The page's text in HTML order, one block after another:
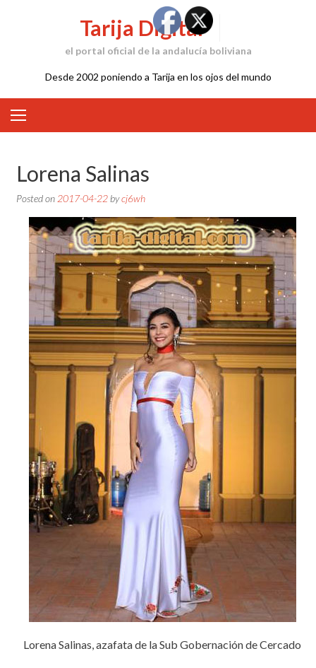
Tarija Digital
el portal oficial de la andalucía boliviana
Desde 2002 poniendo a Tarija en los ojos del mundo
Lorena Salinas
Posted on 2017-04-22bycj6wh
Lorena Salinas, azafata de la Sub Gobernación de Cercado